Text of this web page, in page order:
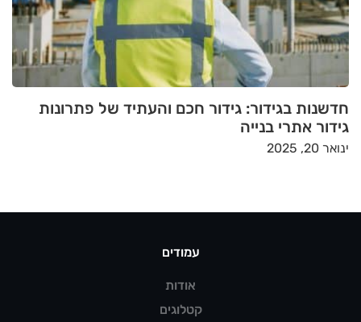
חדשנות בגידור: גידור חכם והעתיד של פתרונות
גידור אתרי בנייה
ינואר 20, 2025
עמודים
אודות
קטלוגים